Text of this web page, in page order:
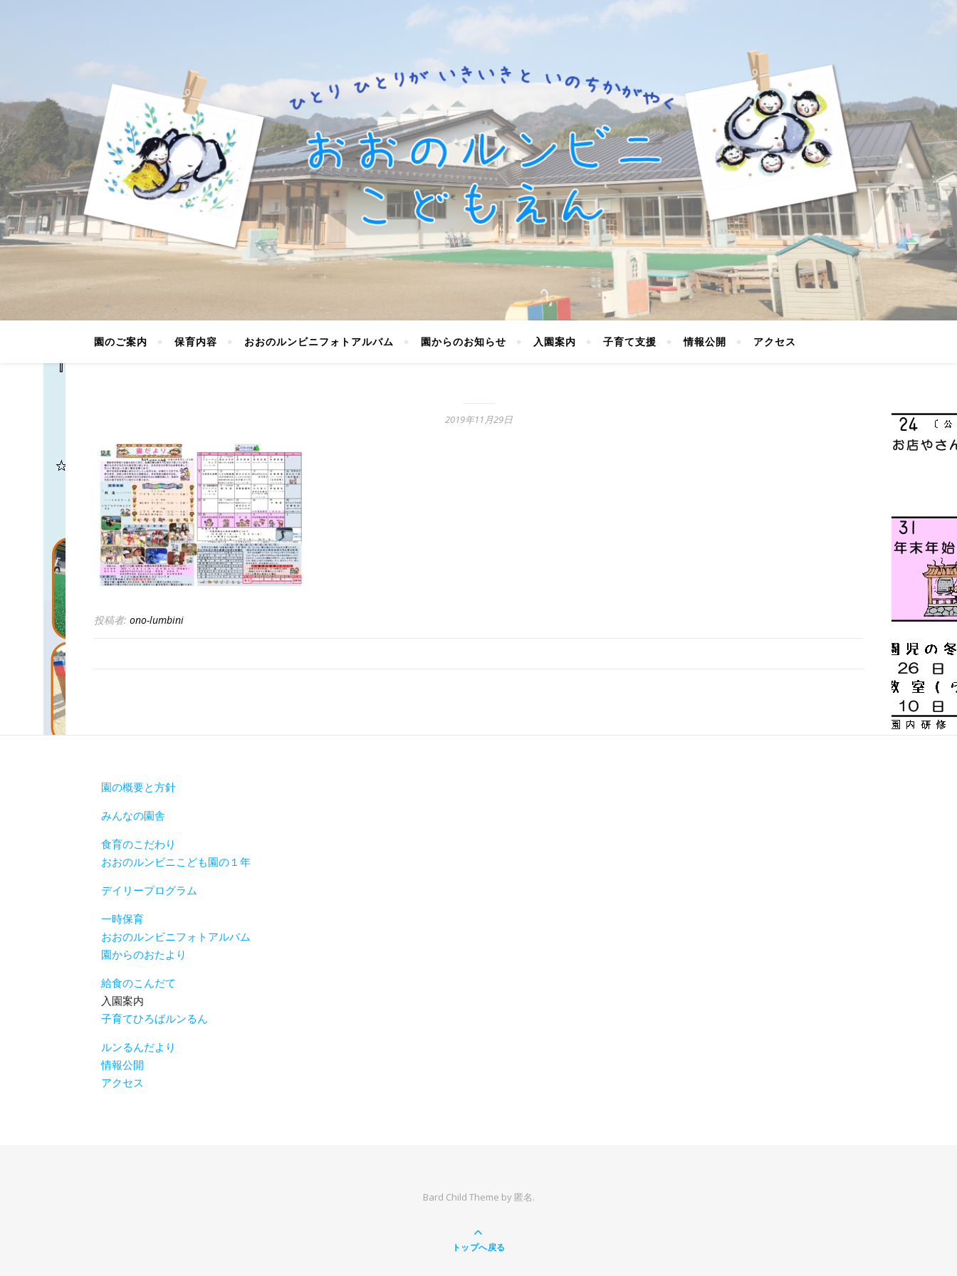
園のご案内 保育内容 おおのルンビニフォトアルバム 園からのお知らせ 入園案内 子育て支援 情報公開 アクセス
2019年11月29日
投稿者: ono-lumbini
園の概要と方針
みんなの園舎
食育のこだわり
おおのルンビニこども園の１年
デイリープログラム
一時保育
おおのルンビニフォトアルバム
園からのおたより
給食のこんだて
入園案内
子育てひろばルンるん
ルンるんだより
情報公開
アクセス
Bard Child Theme by 匿名.
トップへ戻る